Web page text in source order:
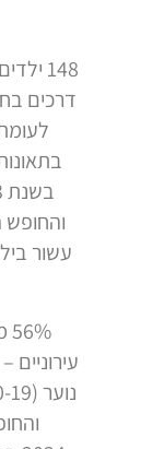
עשור